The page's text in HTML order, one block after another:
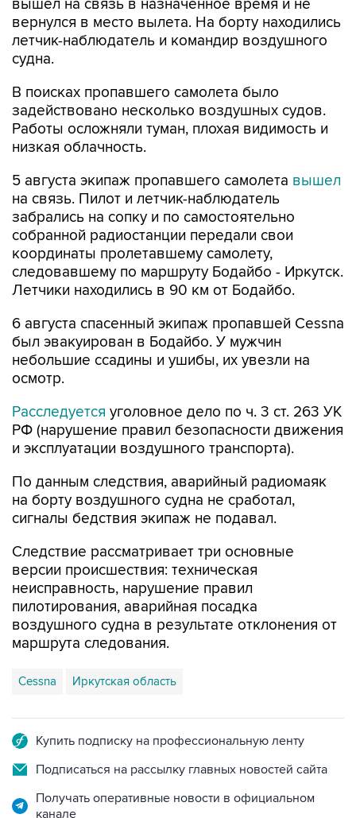
вышел на связь в назначенное время и не
вернулся в место вылета. На борту находились
летчик-наблюдатель и командир воздушного
судна.
В поисках пропавшего самолета было
задействовано несколько воздушных судов.
Работы осложняли туман, плохая видимость и
низкая облачность.
5 августа экипаж пропавшего самолета вышел
на связь. Пилот и летчик-наблюдатель
забрались на сопку и по самостоятельно
собранной радиостанции передали свои
координаты пролетавшему самолету,
следовавшему по маршруту Бодайбо - Иркутск.
Летчики находились в 90 км от Бодайбо.
6 августа спасенный экипаж пропавшей Cessna
был эвакуирован в Бодайбо. У мужчин
небольшие ссадины и ушибы, их увезли на
осмотр.
Расследуется уголовное дело по ч. 3 ст. 263 УК
РФ (нарушение правил безопасности движения
и эксплуатации воздушного транспорта).
По данным следствия, аварийный радиомаяк
на борту воздушного судна не сработал,
сигналы бедствия экипаж не подавал.
Следствие рассматривает три основные
версии происшествия: техническая
неисправность, нарушение правил
пилотирования, аварийная посадка
воздушного судна в результате отклонения от
маршрута следования.
Cessna Иркутская область
Купить подписку на профессиональную ленту
Подписаться на рассылку главных новостей сайта
Получать оперативные новости в официальном
канале